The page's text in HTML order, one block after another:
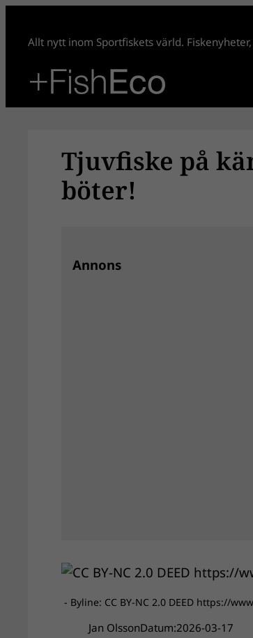
innehåll
Allt nytt inom Sportfiskets värld.
Tjuvfiske på
böter!
Annons
- Byline: CC BY-NC 2.0 DEED https://
Jan OlssonDatum:2026-03-17